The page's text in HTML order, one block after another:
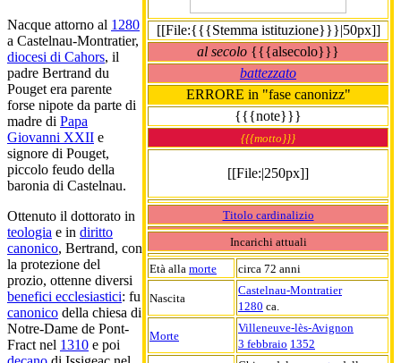
[[File:{{{Stemma istituzione}}}|50px]]
al secolo {{{alsecolo}}}
battezzato
ERRORE in "fase canonizz"
{{{note}}}
{{{motto}}}
[[File:|250px]]
Titolo cardinalizio
Incarichi attuali
Età alla morte circa 72 anni
Nascita
Castelnau-Montratier
1280 ca.
Morte
Villeneuve-lès-Avignon
3 febbraio 1352
Nacque attorno al 1280
a Castelnau-Montratier,
diocesi di Cahors, il
padre Bertrand du
Pouget era parente
forse nipote da parte di
madre di Papa
Giovanni XXII e
signore di Pouget,
piccolo feudo della
baronia di Castelnau.
Ottenuto il dottorato in
teologia e in diritto
canonico, Bertrand, con
la protezione del
prozio, ottenne diversi
benefici ecclesiastici: fu
canonico della chiesa di
Notre-Dame de Pont-
Fract nel 1310 e poi